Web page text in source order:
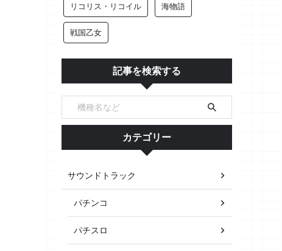
リコリス・リコイル 海物語
戦国乙女
記事を検索する
カテゴリー
サウンドトラック
パチンコ
パチスロ